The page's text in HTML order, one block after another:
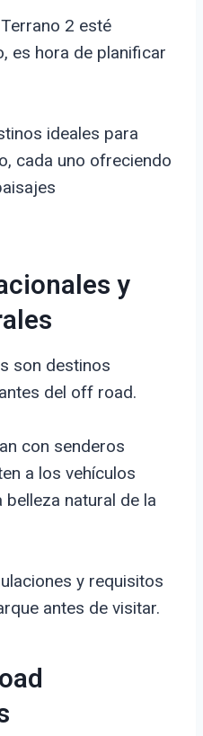
2 esté
es hora de planificar
ideales para
cada uno ofreciendo
y
son destinos
del off road.
con senderos
a los vehículos
natural de la
y requisitos
antes de visitar.